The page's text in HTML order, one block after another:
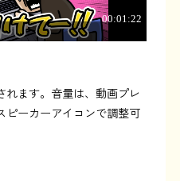
ます。音量は、動画プレ
ピーカーアイコンで調整可